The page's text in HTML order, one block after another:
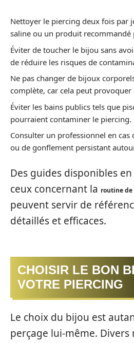
Nettoyer le piercing deux fois par
saline ou un produit recommandé
Éviter de toucher le bijou sans
de réduire les risques de
Ne pas changer de bijoux
complète, car cela peut
Éviter les bains publics tels que
pourraient contaminer le piercing.
Consulter un professionnel en
ou de gonflement persistant
Des guides disponibles
ceux concernant la routine
peuvent servir de
détaillés et efficaces.
CHOISIR LE BON
VOTRE PIERCING
Le choix du bijou est
perçage lui-même. Divers